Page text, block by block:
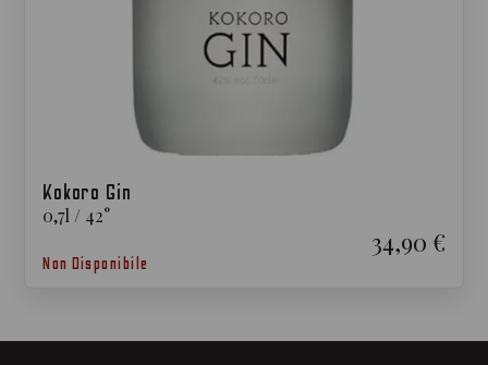
Kokoro Gin
0,7l / 42°
34,90 €
Non Disponibile